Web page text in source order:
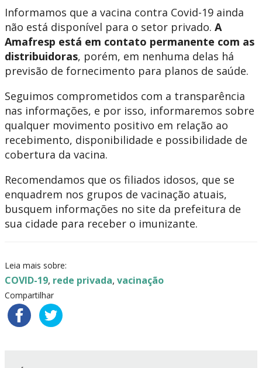
Informamos que a vacina contra Covid-19 ainda
não está disponível para o setor privado. A
Amafresp está em contato permanente com as
distribuidoras, porém, em nenhuma delas há
previsão de fornecimento para planos de saúde.
Seguimos comprometidos com a transparência
nas informações, e por isso, informaremos sobre
qualquer movimento positivo em relação ao
recebimento, disponibilidade e possibilidade de
cobertura da vacina.
Recomendamos que os filiados idosos, que se
enquadrem nos grupos de vacinação atuais,
busquem informações no site da prefeitura de
sua cidade para receber o imunizante.
Leia mais sobre:
COVID-19, rede privada, vacinação
Compartilhar